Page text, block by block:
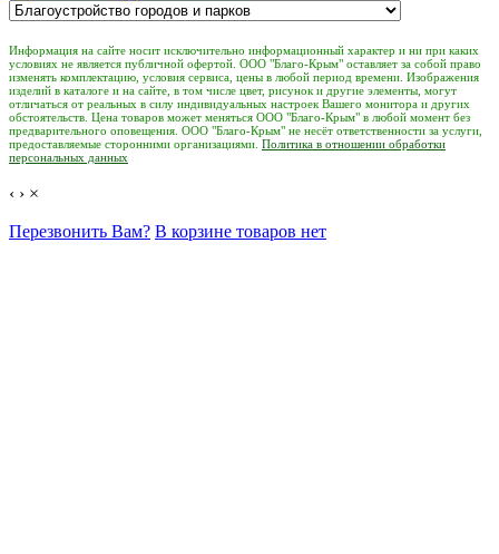
Информация на сайте носит исключительно информационный характер и ни при каких
условиях не является публичной офертой. ООО "Благо-Крым" оставляет за собой право
изменять комплектацию, условия сервиса, цены в любой период времени. Изображения
изделий в каталоге и на сайте, в том числе цвет, рисунок и другие элементы, могут
отличаться от реальных в силу индивидуальных настроек Вашего монитора и других
обстоятельств. Цена товаров может меняться ООО "Благо-Крым" в любой момент без
предварительного оповещения. ООО "Благо-Крым" не несёт ответственности за услуги,
предоставляемые сторонними организациями. Политика в отношении обработки
персональных данных
‹ › ×
Перезвонить Вам? В корзине товаров нет